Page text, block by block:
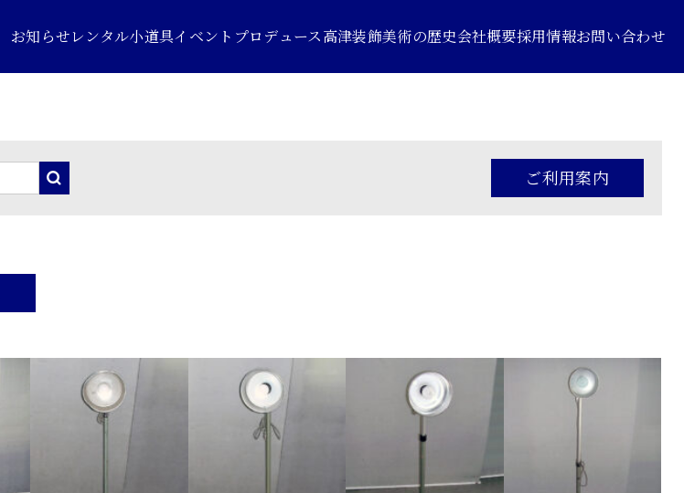
お知らせレンタル小道具イベントプロデュース高津装飾美術の歴史会社概要採用情報お問い合わせ
ご利用案内